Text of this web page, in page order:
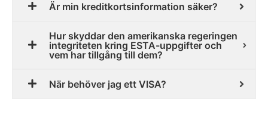
Är min kreditkortsinformation säker?
Hur skyddar den amerikanska regeringen
integriteten kring ESTA-uppgifter och
vem har tillgång till dem?
När behöver jag ett VISA?